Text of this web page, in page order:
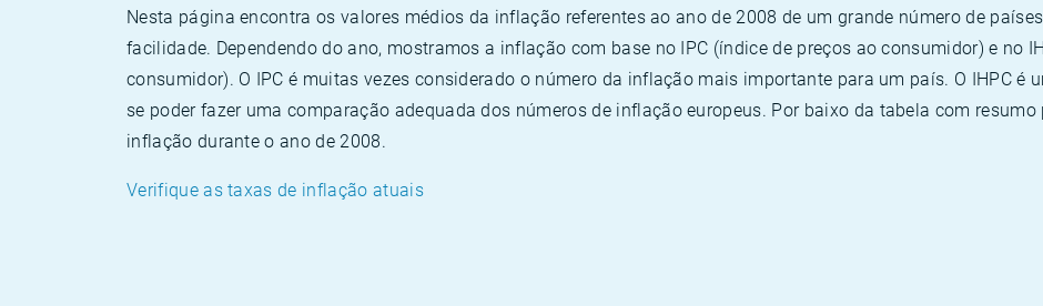
Nesta página encontra os valores médios da inflação referentes ao ano de 2008 de um grande número de
facilidade. Dependendo do ano, mostramos a inflação com base no IPC (índice de preços ao consumidor) e no
consumidor). O IPC é muitas vezes considerado o número da inflação mais importante para um país. O IHPC é
se poder fazer uma comparação adequada dos números de inflação europeus. Por baixo da tabela com
inflação durante o ano de 2008.
Verifique as taxas de inflação atuais